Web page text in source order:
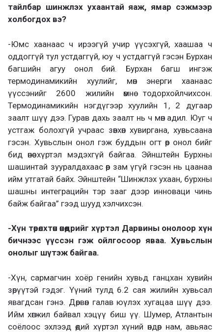
тайлбар шинжлэх ухаантай яаж, ямар сэжмээр
холбогдох вэ?
-Юмс хаанаас ч ирээгүй учир үүсэхгүй, хаашаа ч
оддоггүй тул устдаггүй, юу ч устдаггүй гэсэн Бурхан
багшийн агуу онол бий. Бурхан багш ингэж
термодинамикийн хуулийг, мөн энерги хаанаас
үүссэнийг 2600 жилийн өмнө тодорхойлчихсон.
Термодинамикийн нэгдүгээр хуулийн 1, 2 дугаар
заалт шүү дээ. Гурав дахь заалт нь ч мөн адил. Юуг ч
устгаж болохгүй учраас зөвхөн хувиргана, хувьсаана
гэсэн. Хувьслын онол гэж буддын огт өөр онол бийг
бид өнөө хүртэл мэдэхгүй байгаа. Эйнштейн Бурхны
шашинтай зууралдахаас өөр зам үгүй гэсэн нь цаанаа
ийм утгатай байх. Эйнштейн “Шинжлэх ухаан, бурхны
шашны интеграцийн тэр зааг дээр инноваци чинь
байж байгаа” гээд шууд хэлчихсэн.
-Хүн төрөлхтөн өнөөдрийг хүртэл Дарвины онолоор хүн
бичнээс үүссэн гэж ойлгосоор яваа. Хувьслын
онолыг шүтэж байгаа.
-Хүн, сармагчин хоёр генийн хувьд ганцхан хувийн
зөрүүтэй гэдэг. Үүний тулд 6.2 сая жилийн хувьсал
явагдсан гэнэ. Дөрвөн галав юүлэх хугацаа шүү дээ.
Ийм хөгжил байвал хэцүү биш үү. Шумер, Атлантын
соёлоос эхлээд өдий хүртэл хүний өндөр нам, авьяас